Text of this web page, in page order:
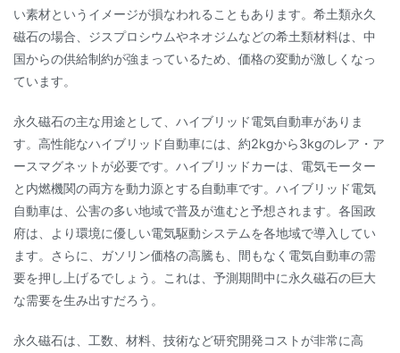
い素材というイメージが損なわれることもあります。希土類永久
磁石の場合、ジスプロシウムやネオジムなどの希土類材料は、中
国からの供給制約が強まっているため、価格の変動が激しくなっ
ています。
永久磁石の主な用途として、ハイブリッド電気自動車がありま
す。高性能なハイブリッド自動車には、約2kgから3kgのレア・ア
ースマグネットが必要です。ハイブリッドカーは、電気モーター
と内燃機関の両方を動力源とする自動車です。ハイブリッド電気
自動車は、公害の多い地域で普及が進むと予想されます。各国政
府は、より環境に優しい電気駆動システムを各地域で導入してい
ます。さらに、ガソリン価格の高騰も、間もなく電気自動車の需
要を押し上げるでしょう。これは、予測期間中に永久磁石の巨大
な需要を生み出すだろう。
永久磁石は、工数、材料、技術など研究開発コストが非常に高